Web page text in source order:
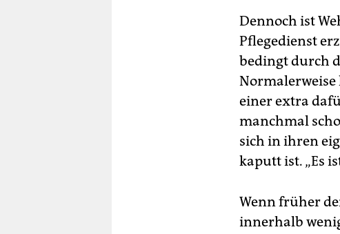
Dennoch ist
Pflegedienst
bedingt durch
einer extra
manchmal
sich in ihren
kaputt ist. „Es
Wenn früher
innerhalb